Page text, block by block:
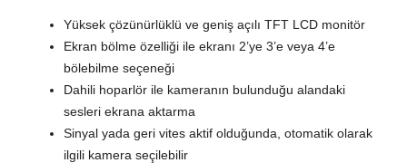
Yüksek çözünürlüklü ve geniş açılı TFT LCD monitör
Ekran bölme özelliği ile ekranı 2’ye 3’e veya 4’e
bölebilme seçeneği
Dahili hoparlör ile kameranın bulunduğu alandaki
sesleri ekrana aktarma
Sinyal yada geri vites aktif olduğunda, otomatik olarak
ilgili kamera seçilebilir